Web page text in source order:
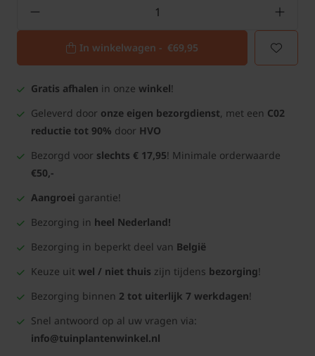
In winkelwagen - €69,95
Gratis afhalen in onze winkel!
Geleverd door onze eigen bezorgdienst, met een C02
reductie tot 90% door HVO
Bezorgd voor slechts € 17,95! Minimale orderwaarde
€50,-
Aangroei garantie!
Bezorging in heel Nederland!
Bezorging in beperkt deel van België
Keuze uit wel / niet thuis zijn tijdens bezorging!
Bezorging binnen 2 tot uiterlijk 7 werkdagen!
Snel antwoord op al uw vragen via:
info@tuinplantenwinkel.nl